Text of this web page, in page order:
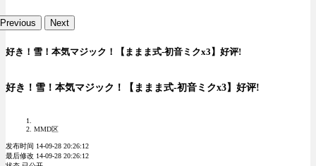
Previous Next
好き！雪！本気マジック！【ままま式-初音ミクx3】好评!
好き！雪！本気マジック！【ままま式-初音ミクx3】好评!
MMD区
发布时间 14-09-28 20:26:12
最后修改 14-09-28 20:26:12